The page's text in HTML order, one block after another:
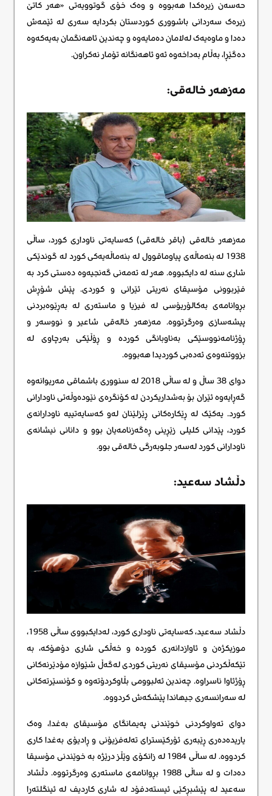
حەسەن زیرەکدا ھەبووە و وەک خۆی گوتوویەتی «ھەر کاتێ
زیرەک سەردانی باشووری کوردستان بکردایە سەری لە ئێمەش
دەدا و ماوەیەک لەلامان دەمایەوە و چەندین ئاھەنگمان بەیەکەوە
دەگێڕا، بەڵام بەداخەوە ئەو ئاھەنگانە تۆمار نەکراون.
مەزهەر خالەقی:
مەزهەر خالەقی (باقر خالەقی) کەسایەتی ناوداری کورد، ساڵی
1938 لە بنەماڵەی پیاوماقوول لە بنەماڵەیەکی کورد لە گوندێکی
شاری سنە لە دایکبووە. هەر لە تەمەنی گەنجیەوە دەستی کرد بە
فێربوونی مۆسیقای نەریتی ئێرانی و کوردی. پێش شۆڕش
بڕوانامەی بەکالۆریۆسی لە فیزیا و ماستەری لە بەڕێوەبردنی
پیشەسازی وەرگرتووە. مەزهەر خالەقی شاعیر و نووسەر و
ڕۆژنامەنووسێکی بەناوبانگی کوردە و ڕۆڵێکی بەرچاوی لە
بزووتنەوەی ئەدەبی کوردیدا هەبووە.
دوای 38 ساڵ و لە ساڵی 2018 لە سنووری باشماقی مەریوانەوە
گەڕایەوە ئێران بۆ بەشداریکردن لە کۆنگرەی نێودەوڵەتی ناودارانی
کورد. یەکێک لە ڕێکارەکانی ڕێزلێنان لەو کەسایەتییە ناودارانەی
کورد، پێدانی کلیلی زێڕینی ڕەگەزنامەیان بوو و دانانی نیشانەی
ناودارانی کورد لەسەر جلوبەرگی خالەقی بوو.
دڵشاد سەعید:
دڵشاد سەعید، کەسایەتی ناوداری کورد، لەدایکبووی ساڵی 1958،
موزیکژەن و ئاوازدانەری کوردە و خەڵکی شاری دۆهۆکە، بە
تێکەڵکردنی مۆسیقای نەریتی کوردی لەگەڵ شێوازە مۆدێرنەکانی
ڕۆژئاوا ناسراوە. چەندین ئەلبوومی بڵاوکردۆتەوە و کۆنسێرتەکانی
لە سەرانسەری جیهاندا پێشکەش کردووە.
دوای تەواوکردنی خوێندنی پەیمانگای مۆسیقای بەغدا، وەک
یاریدەدەری ڕێبەری ئۆرکێسترای تەلەفزیۆنی و ڕادیۆی بەغدا کاری
کردووە. لە ساڵی 1984 لە زانکۆی وێڵز درێژە بە خوێندنی مۆسیقا
دەدات و لە ساڵی 1988 بڕوانامەی ماستەری وەرگرتووە. دڵشاد
سەعید لە پێشبڕکێی ئیستەدفۆد لە شاری کاردیف لە ئینگلتەرا